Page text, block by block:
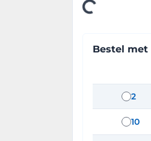
Loading
Bestel
2
10